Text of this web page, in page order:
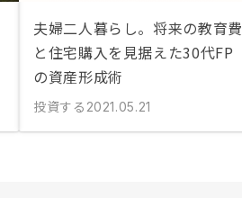
夫婦二人暮らし。将来の教育費
と住宅購入を見据えた30代FP
の資産形成術
投資する 2021.05.21